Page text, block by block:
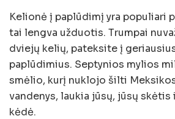
Kelionė į paplūdimį yra populiari
tai lengva užduotis. Trumpai
dviejų kelių, pateksite į
paplūdimius. Septynios mylios
smėlio, kurį nuklojo šilti
vandenys, laukia jūsų, jūsų
kėdė.